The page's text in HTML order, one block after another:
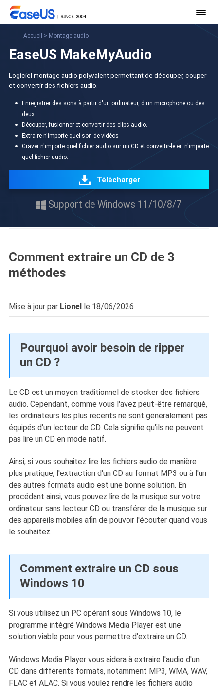
Accueil > Montage audio
EaseUS MakeMyAudio
Logiciel montage audio polyvalent permettant de découper, couper
et convertir des fichiers audio.
Enregistrer des sons à partir d'un ordinateur, d'un microphone ou des
deux.
Découper, fusionner et convertir des clips audio.
Extraire n'importe quel son de vidéos
Graver n'importe quel fichier audio sur un CD et convertir-le en n'importe
quel fichier audio.
Télécharger
Support de Windows 11/10/8/7
Comment extraire un CD de 3
méthodes
Mise à jour par Lionelle 18/06/2026
Pourquoi avoir besoin de ripper
un CD ?
Le CD est un moyen traditionnel de stocker des fichiers
audio. Cependant, comme vous l'avez peut-être remarqué,
les ordinateurs les plus récents ne sont généralement pas
équipés d'un lecteur de CD. Cela signifie qu'ils ne peuvent
pas lire un CD en mode natif.
Ainsi, si vous souhaitez lire les fichiers audio de manière
plus pratique, l'extraction d'un CD au format MP3 ou à l'un
des autres formats audio est une bonne solution. En
procédant ainsi, vous pouvez lire de la musique sur votre
ordinateur sans lecteur CD ou transférer de la musique sur
des appareils mobiles afin de pouvoir l'écouter quand vous
le souhaitez.
Comment extraire un CD sous
Windows 10
Si vous utilisez un PC opérant sous Windows 10, le
programme intégré Windows Media Player est une
solution viable pour vous permettre d'extraire un CD.
Windows Media Player vous aidera à extraire l'audio d'un
CD dans différents formats, notamment MP3, WMA, WAV,
FLAC et ALAC. Si vous voulez rendre les fichiers audio